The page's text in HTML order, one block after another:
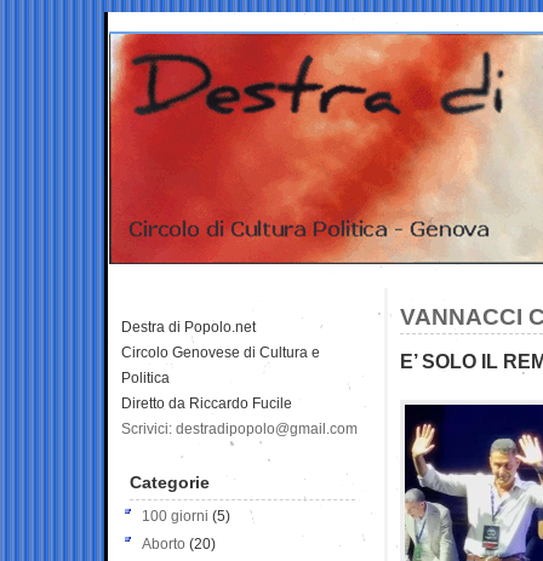
VANNACCI
E’ SOLO IL
Destra di Popolo.net
Circolo Genovese di Cultura e
Politica
Diretto da Riccardo Fucile
Scrivici: destradipopolo@gmail.com
Categorie
100 giorni (5)
Aborto (20)